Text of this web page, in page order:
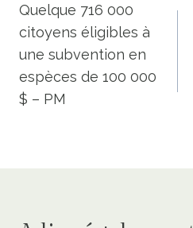
de
l’article
Quelque 716 000
citoyens éligibles à
une subvention en
espèces de 100 000
$ – PM